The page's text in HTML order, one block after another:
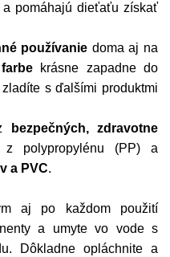
a pomáhajú dieťaťu získať
používanie doma aj na
krásne zapadne do
s ďalšími produktmi
bezpečných, zdravotne
polypropylénu (PP) a
a PVC.
aj po každom použití
a umyte vo vode s
Dôkladne opláchnite a